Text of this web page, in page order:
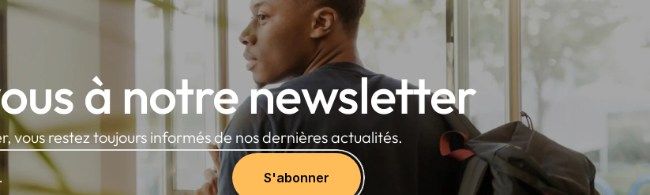
à notre newsletter
vous restez toujours informés de nos dernières actualités.